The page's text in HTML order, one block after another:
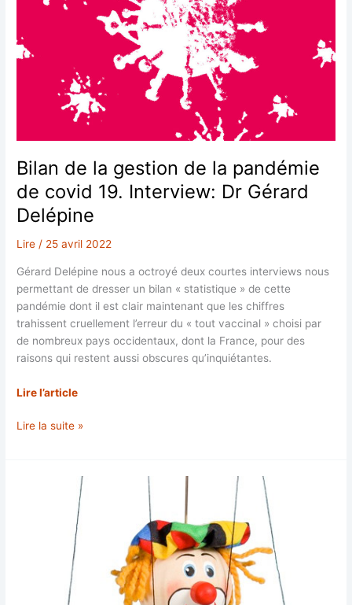
Bilan de la gestion de la pandémie
de covid 19. Interview: Dr Gérard
Delépine
Lire / 25 avril 2022
Gérard Delépine nous a octroyé deux courtes interviews nous
permettant de dresser un bilan « statistique » de cette
pandémie dont il est clair maintenant que les chiffres
trahissent cruellement l’erreur du « tout vaccinal » choisi par
de nombreux pays occidentaux, dont la France, pour des
raisons qui restent aussi obscures qu’inquiétantes.
Lire l’article
Bilan
Lire la suite »